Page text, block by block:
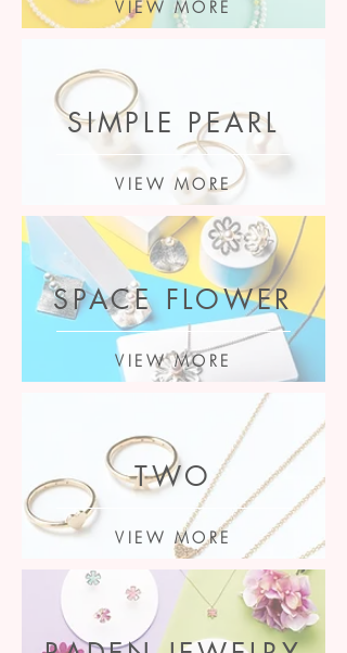
VIEW MORE
SIMPLE PEARL
VIEW MORE
SPACE FLOWER
VIEW MORE
TWO
VIEW MORE